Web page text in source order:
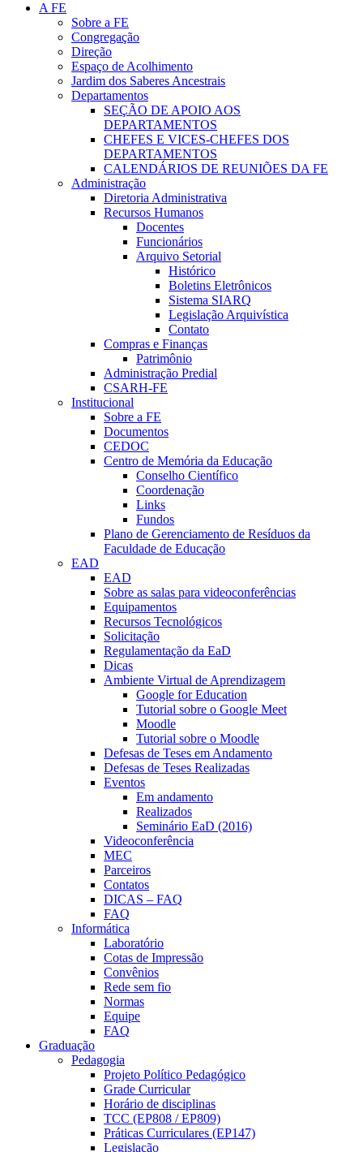
A FE
Sobre a FE
Congregação
Direção
Espaço de Acolhimento
Jardim dos Saberes Ancestrais
Departamentos
SEÇÃO DE APOIO AOS
DEPARTAMENTOS
CHEFES E VICES-CHEFES DOS
DEPARTAMENTOS
CALENDÁRIOS DE REUNIÕES DA FE
Administração
Diretoria Administrativa
Recursos Humanos
Docentes
Funcionários
Arquivo Setorial
Histórico
Boletins Eletrônicos
Sistema SIARQ
Legislação Arquivística
Contato
Compras e Finanças
Patrimônio
Administração Predial
CSARH-FE
Institucional
Sobre a FE
Documentos
CEDOC
Centro de Memória da Educação
Conselho Científico
Coordenação
Links
Fundos
Plano de Gerenciamento de Resíduos da
Faculdade de Educação
EAD
EAD
Sobre as salas para videoconferências
Equipamentos
Recursos Tecnológicos
Solicitação
Regulamentação da EaD
Dicas
Ambiente Virtual de Aprendizagem
Google for Education
Tutorial sobre o Google Meet
Moodle
Tutorial sobre o Moodle
Defesas de Teses em Andamento
Defesas de Teses Realizadas
Eventos
Em andamento
Realizados
Seminário EaD (2016)
Videoconferência
MEC
Parceiros
Contatos
DICAS – FAQ
FAQ
Informática
Laboratório
Cotas de Impressão
Convênios
Rede sem fio
Normas
Equipe
FAQ
Graduação
Pedagogia
Projeto Político Pedagógico
Grade Curricular
Horário de disciplinas
TCC (EP808 / EP809)
Práticas Curriculares (EP147)
Legislação